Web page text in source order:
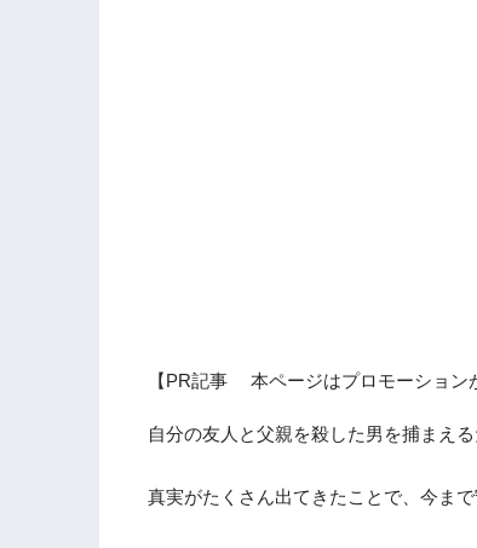
【PR記事 本ページはプロモーション
自分の友人と父親を殺した男を捕まえ
真実がたくさん出てきたことで、今ま